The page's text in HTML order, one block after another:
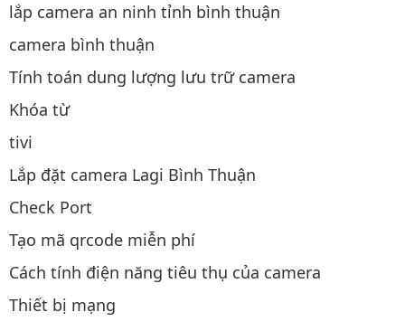
lắp camera an ninh tỉnh bình thuận
camera bình thuận
Tính toán dung lượng lưu trữ camera
Khóa từ
tivi
Lắp đặt camera Lagi Bình Thuận
Check Port
Tạo mã qrcode miễn phí
Cách tính điện năng tiêu thụ của camera
Thiết bị mạng